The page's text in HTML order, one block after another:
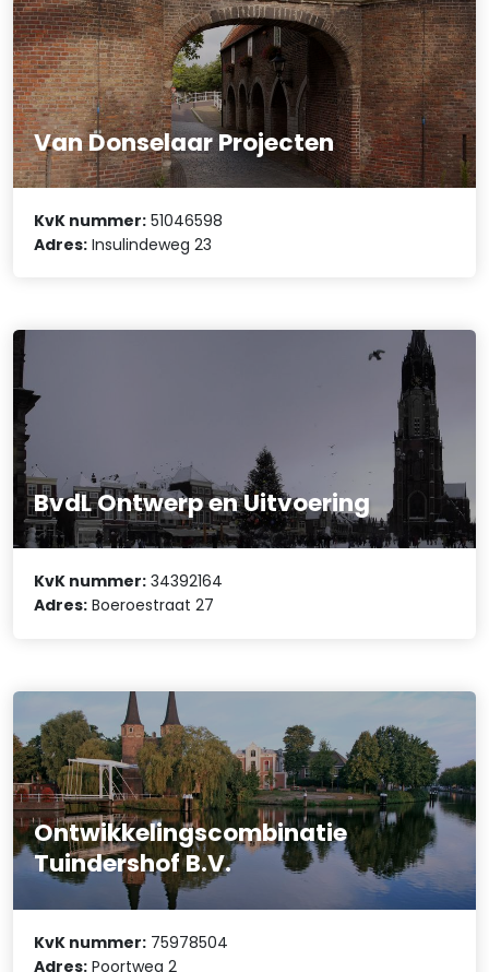
Van Donselaar Projecten
KvK nummer: 51046598
Adres: Insulindeweg 23
BvdL Ontwerp en Uitvoering
KvK nummer: 34392164
Adres: Boeroestraat 27
Ontwikkelingscombinatie
Tuindershof B.V.
KvK nummer: 75978504
Adres: Poortweg 2